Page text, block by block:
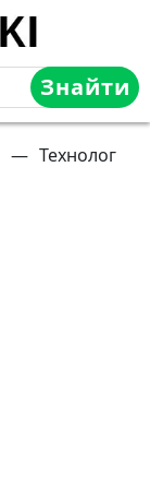
Знайти
— Технолог